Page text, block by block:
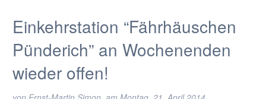
Einkehrstation “Fährhäuschen
Pünderich” an Wochenenden
wieder offen!